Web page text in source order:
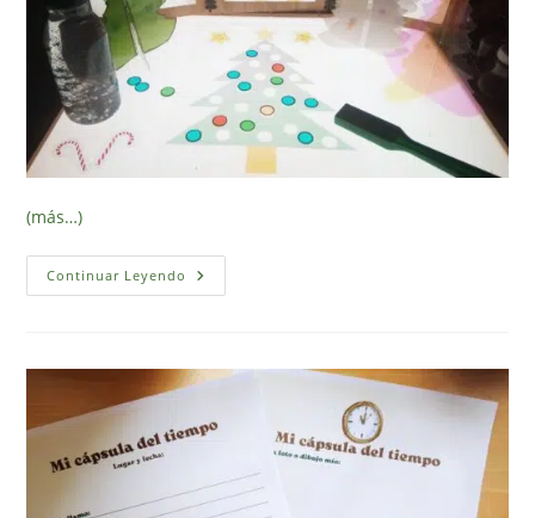
(más…)
Continuar Leyendo ¿Te
Has
Navidad,
Recursos
Disfrutar
En
En
El